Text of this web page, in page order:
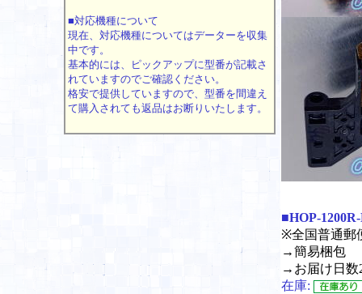
■対応機種について
現在、対応機種についてはデーターを収集
中です。
基本的には、ピックアップに型番が記載さ
れていますのでご確認ください。
格安で提供していますので、型番を間違え
て購入されても返品はお断りいたします。
■HOP-
※全国普通郵
→簡易梱包
→お届け日数
在庫: